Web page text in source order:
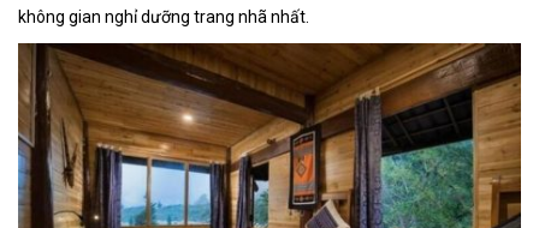
không gian nghỉ dưỡng trang nhã nhất.